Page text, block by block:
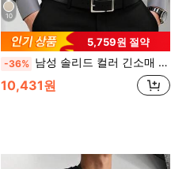
10
5,759원 절약
-36% 남성 솔리드 컬러 긴소매 싱글 브레스트 캐주얼 출근 셔츠, 기본 긴소매 비즈니스 셔츠, 캐주얼 비즈니스 포멀 셔츠, 가을용
10,431원